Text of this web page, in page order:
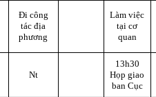
Đi công
tác địa
phương
Làm việc
tại cơ
quan
Nt
13h30
Họp giao
ban Cục